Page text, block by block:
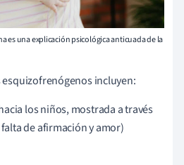
es una explicación psicológica anticuada de la
esquizofrenógenos incluyen:
los niños, mostrada a través
de afirmación y amor)